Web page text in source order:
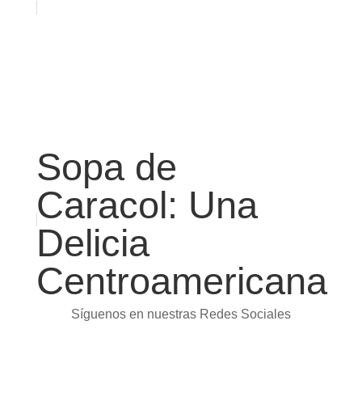
Sopa de
Caracol: Una
Delicia
Centroamericana
Síguenos en nuestras Redes Sociales